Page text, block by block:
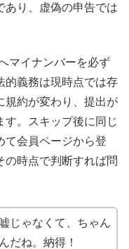
あり、虚偽の申告では
マイナンバーを必ず
的義務は現時点では存
規約が変わり、提出が
す。スキップ後に同じ
て会員ページから登
の時点で判断すれば問
じゃなくて、ちゃん
だね。納得！